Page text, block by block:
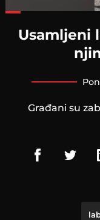
Usamljeni
Građani su